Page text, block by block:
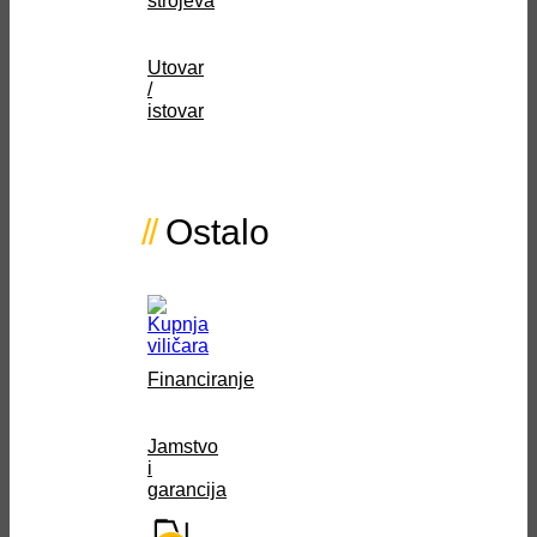
Utovar
/
istovar
Ostalo
Financiranje
Jamstvo
i
garancija